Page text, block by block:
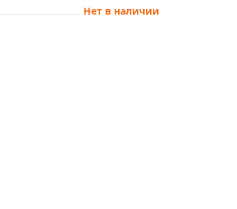
Нет в наличии